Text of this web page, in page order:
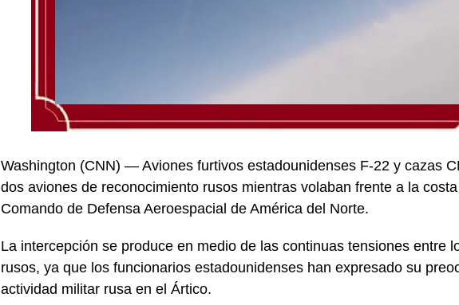
Washington (CNN) — Aviones furtivos estadounidenses F-22 y cazas
dos aviones de reconocimiento rusos mientras volaban frente a la
Comando de Defensa Aeroespacial de América del Norte.
La intercepción se produce en medio de las continuas tensiones entre
rusos, ya que los funcionarios estadounidenses han expresado su
actividad militar rusa en el Ártico.